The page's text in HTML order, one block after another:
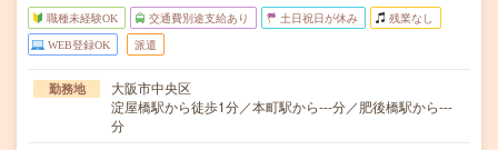
職種未経験OK 交通費別途支給あり 土日祝日が休み 残業なし
WEB登録OK 派遣
勤務地
大阪市中央区
淀屋橋駅から徒歩1分／本町駅から---分／肥後橋駅から---
分